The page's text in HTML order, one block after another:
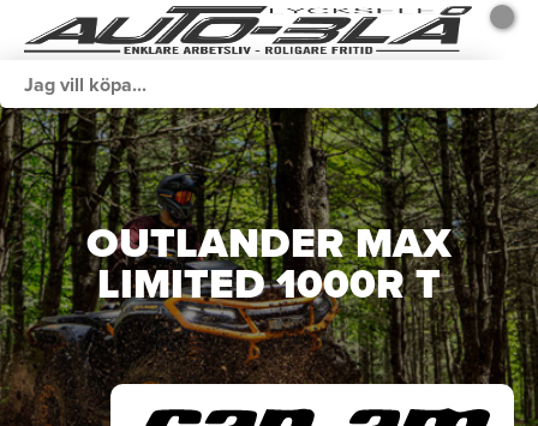
OUTLANDER MAX
LIMITED 1000R T